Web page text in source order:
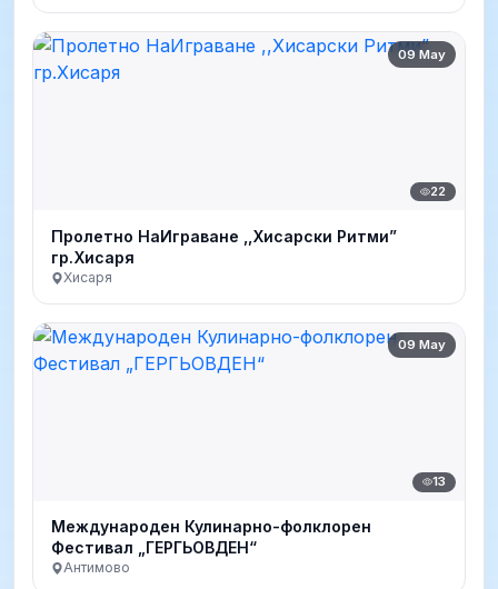
09 May
22
Пролетно НаИграване ,,Хисарски Ритми”
гр.Хисаря
Хисаря
09 May
13
Международен Кулинарно-фолклорен
Фестивал „ГЕРГЬОВДЕН“
Антимово